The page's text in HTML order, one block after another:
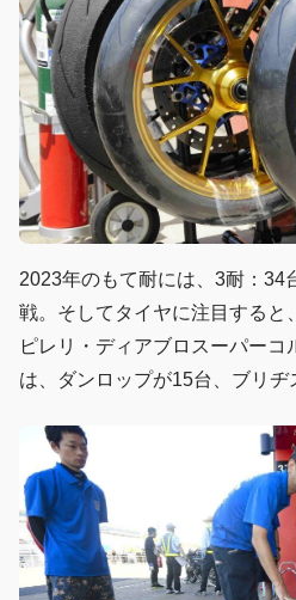
2023年のもて耐には、3耐：34
戦。そしてタイヤに注目すると
ピレリ・ディアブロスーパーコ
は、ダンロップが15台、ブリヂ